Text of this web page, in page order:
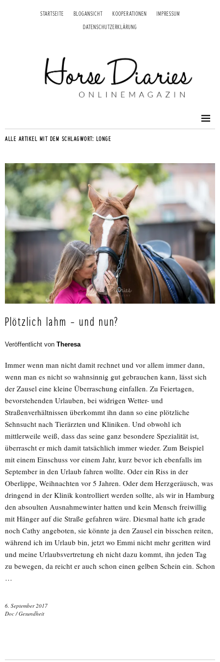
STARTSEITE BLOGANSICHT KOOPERATIONEN IMPRESSUM
DATENSCHUTZERKLÄRUNG
ALLE ARTIKEL MIT DEM SCHLAGWORT: LONGE
Plötzlich lahm – und nun?
Veröffentlicht von Theresa
Immer wenn man nicht damit rechnet und vor allem immer dann,
wenn man es nicht so wahnsinnig gut gebrauchen kann, lässt sich
der Zausel eine kleine Überraschung einfallen. Zu Feiertagen,
bevorstehenden Urlauben, bei widrigen Wetter- und
Straßenverhältnissen überkommt ihn dann so eine plötzliche
Sehnsucht nach Tierärzten und Kliniken. Und obwohl ich
mittlerweile weiß, dass das seine ganz besondere Spezialität ist,
überrascht er mich damit tatsächlich immer wieder. Zum Beispiel
mit einem Einschuss vor einem Jahr, kurz bevor ich ebenfalls im
September in den Urlaub fahren wollte. Oder ein Riss in der
Oberlippe, Weihnachten vor 5 Jahren. Oder dem Herzgeräusch, was
dringend in der Klinik kontrolliert werden sollte, als wir in Hamburg
den absoulten Ausnahmewinter hatten und kein Mensch freiwillig
mit Hänger auf die Straße gefahren wäre. Diesmal hatte ich grade
noch Cathy angeboten, sie könnte ja den Zausel ein bisschen reiten,
während ich im Urlaub bin, jetzt wo Emmi nicht mehr geritten wird
und meine Urlaubsvertretung eh nicht dazu kommt, ihn jeden Tag
zu bewegen, da reicht er auch schon einen gelben Schein ein. Schon
…
6. September 2017
Doc/Gesundheit